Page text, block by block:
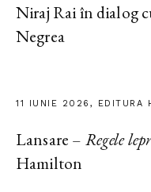
Niraj Rai în dialog
Negrea
11 IUNIE 2026, EDITURA
Lansare – Regele
Hamilton